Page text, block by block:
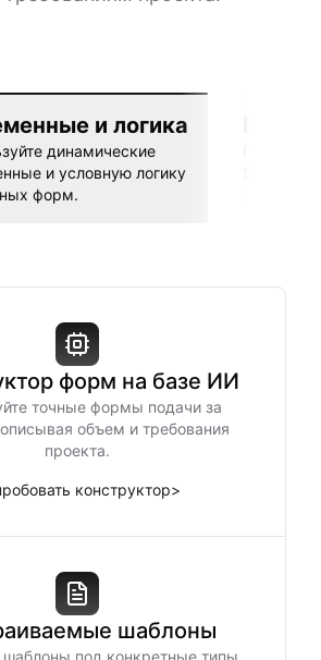
и логика
динамические
и условную логику
форм.
форм на базе ИИ
точные формы подачи за
объем и требования
проекта.
конструктор>
шаблоны
шаблоны под конкретные типы